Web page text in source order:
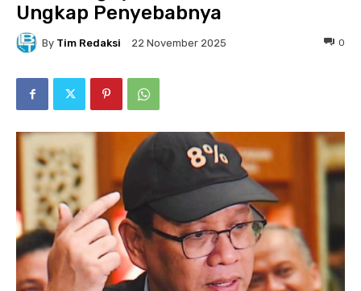
Ungkap Penyebabnya
By Tim Redaksi 22 November 2025 0